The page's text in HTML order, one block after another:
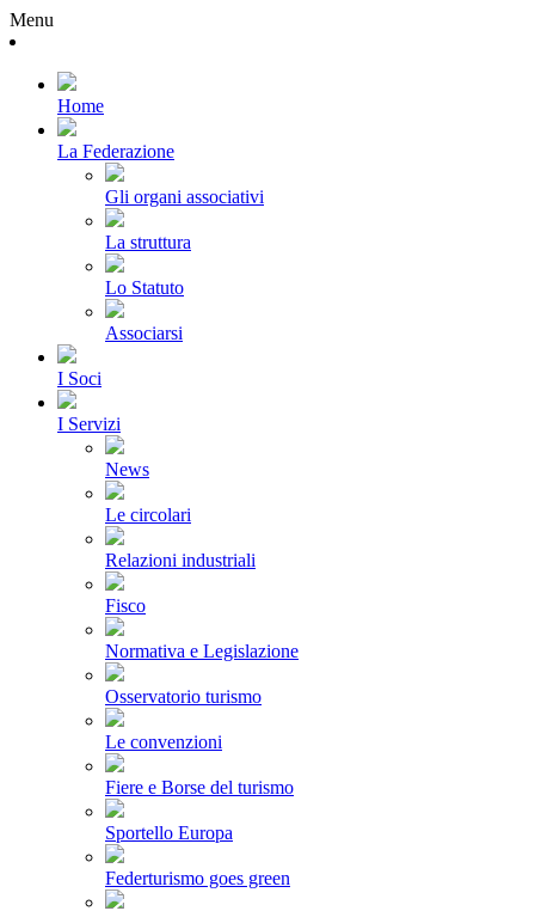
Menu
Home
La Federazione
Gli organi associativi
La struttura
Lo Statuto
Associarsi
I Soci
I Servizi
News
Le circolari
Relazioni industriali
Fisco
Normativa e Legislazione
Osservatorio turismo
Le convenzioni
Fiere e Borse del turismo
Sportello Europa
Federturismo goes green